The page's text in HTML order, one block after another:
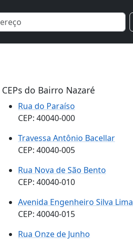
CEPs do Bairro Nazaré
Rua do Paraíso
CEP: 40040-000
Travessa Antônio Bacellar
CEP: 40040-005
Rua Nova de São Bento
CEP: 40040-010
Avenida Engenheiro Silva Lima
CEP: 40040-015
Rua Onze de Junho